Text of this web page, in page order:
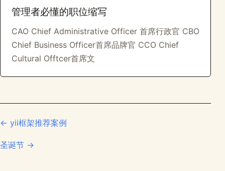
管理者必懂的职位缩写
CAO Chief Administrative Officer 首席行政官 CBO
Chief Business Officer首席品牌官 CCO Chief
Cultural Offtcer首席文
← yii框架推荐案例
圣诞节 →